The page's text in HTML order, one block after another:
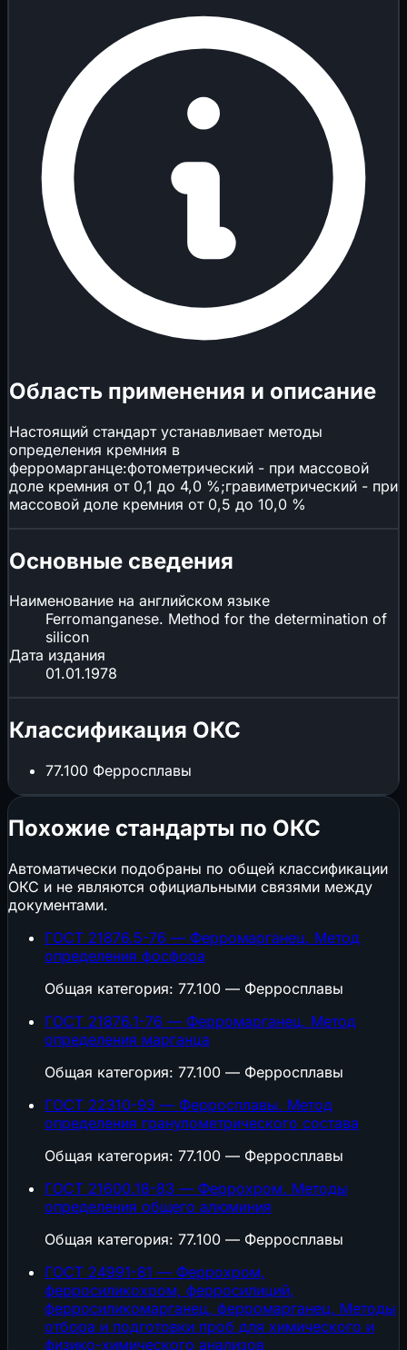
Область применения и описание
Настоящий стандарт устанавливает методы
определения кремния в
ферромарганце:фотометрический - при массовой
доле кремния от 0,1 до 4,0 %;гравиметрический - при
массовой доле кремния от 0,5 до 10,0 %
Основные сведения
Наименование на английском языке
Ferromanganese. Method for the determination of
silicon
Дата издания
01.01.1978
Классификация ОКС
77.100 Ферросплавы
Похожие стандарты по ОКС
Автоматически подобраны по общей классификации
ОКС и не являются официальными связями между
документами.
ГОСТ 21876.5-76 — Ферромарганец. Метод
определения фосфора
Общая категория: 77.100 — Ферросплавы
ГОСТ 21876.1-76 — Ферромарганец. Метод
определения марганца
Общая категория: 77.100 — Ферросплавы
ГОСТ 22310-93 — Ферросплавы. Метод
определения гранулометрического состава
Общая категория: 77.100 — Ферросплавы
ГОСТ 21600.18-83 — Феррохром. Методы
определения общего алюминия
Общая категория: 77.100 — Ферросплавы
ГОСТ 24991-81 — Феррохром,
ферросиликохром, ферросилиций,
ферросиликомарганец, ферромарганец. Методы
отбора и подготовки проб для химического и
физико-химического анализов